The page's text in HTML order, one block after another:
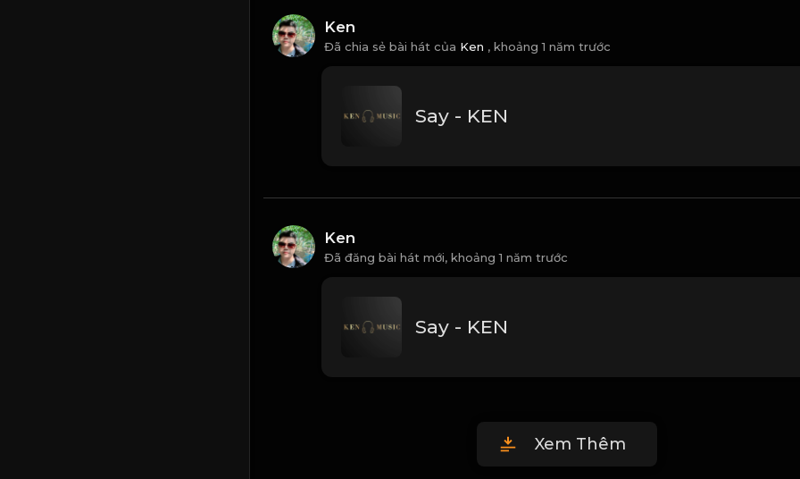
Ken
Đã chia sẻ bài hát của Ken , khoảng 1 năm trước
Say - KEN
Ken
Đã đăng bài hát mới, khoảng 1 năm trước
Say - KEN
Xem Thêm